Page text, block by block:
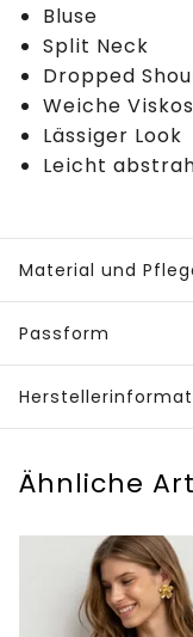
Bluse
Split Neck
Dropped
Weiche
Lässiger Look
Leicht
Material und
Passform
Ähnliche